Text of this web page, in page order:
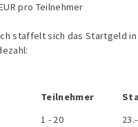
pro Teilnehmer
staffelt sich das Startgeld in
Teilnehmer
1 - 20
23.-